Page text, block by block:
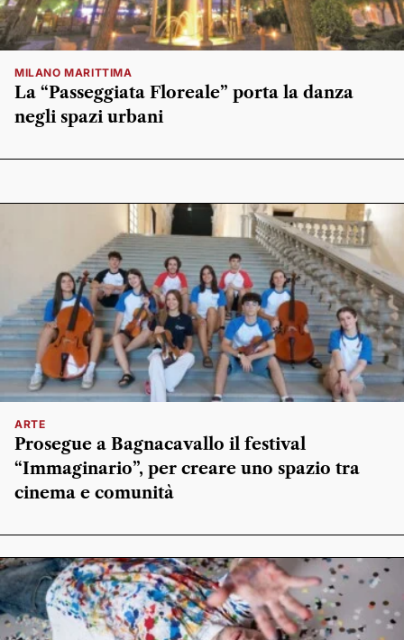
MILANO MARITTIMA
La “Passeggiata Floreale” porta la danza
negli spazi urbani
ARTE
Prosegue a Bagnacavallo il festival
“Immaginario”, per creare uno spazio tra
cinema e comunità